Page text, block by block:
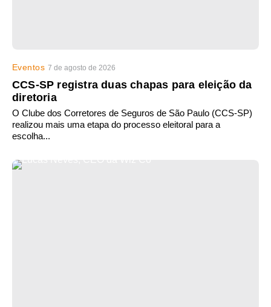
Eventos 7 de agosto de 2026
CCS-SP registra duas chapas para eleição da
diretoria
O Clube dos Corretores de Seguros de São Paulo (CCS-SP)
realizou mais uma etapa do processo eleitoral para a
escolha...